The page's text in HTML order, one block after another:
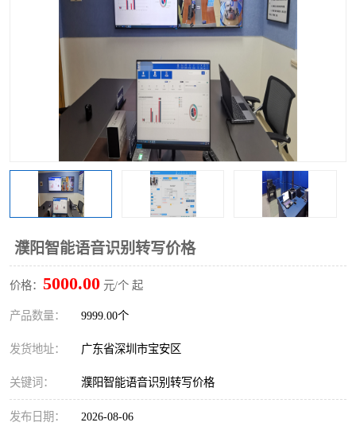
濮阳智能语音识别转写价格
价格： 5000.00 元/个 起
产品数量： 9999.00个
发货地址： 广东省深圳市宝安区
关键词： 濮阳智能语音识别转写价格
发布日期： 2026-08-06